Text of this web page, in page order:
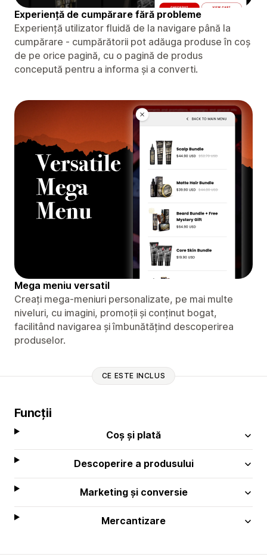
Experiență de cumpărare fără probleme
Experiență utilizator fluidă de la navigare până la
cumpărare - cumpărătorii pot adăuga produse în coș
de pe orice pagină, cu o pagină de produs
concepută pentru a informa și a converti.
Mega meniu versatil
Creați mega-meniuri personalizate, pe mai multe
niveluri, cu imagini, promoții și conținut bogat,
facilitând navigarea și îmbunătățind descoperirea
produselor.
CE ESTE INCLUS
Funcții
Coș și plată
Descoperire a produsului
Marketing și conversie
Mercantizare